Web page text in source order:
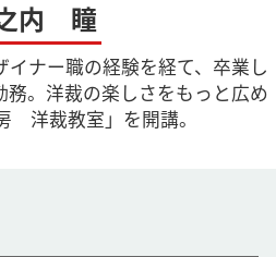
内 瞳
ナー職の経験を経て、卒業し
。洋裁の楽しさをもっと広め
洋裁教室」を開講。